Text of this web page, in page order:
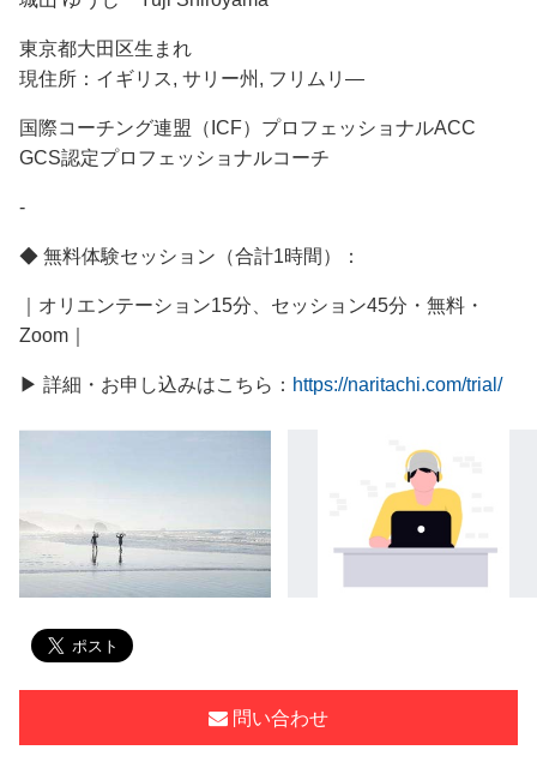
東京都大田区生まれ
現住所：イギリス, サリー州, フリムリ―
国際コーチング連盟（ICF）プロフェッショナルACC
GCS認定プロフェッショナルコーチ
-
◆ 無料体験セッション（合計1時間）：
｜オリエンテーション15分、セッション45分・無料・
Zoom｜
▶ 詳細・お申し込みはこちら： https://naritachi.com/trial/
問い合わせ